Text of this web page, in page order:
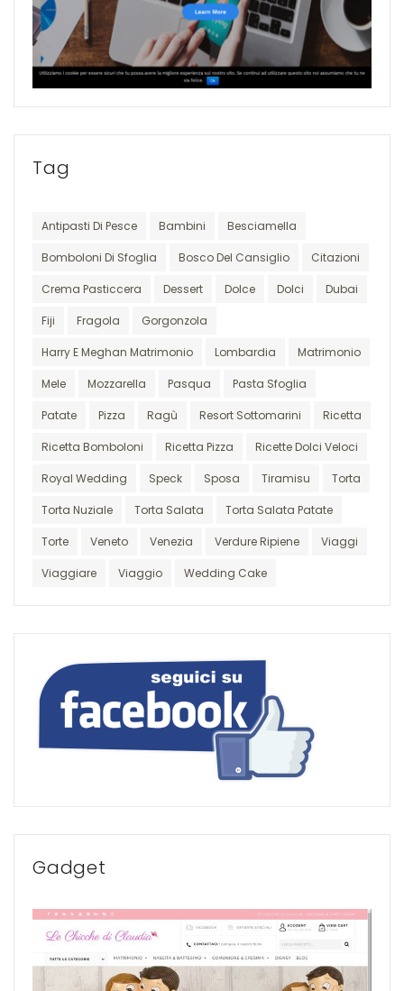
Tag
Antipasti Di Pesce Bambini Besciamella
Bomboloni Di Sfoglia Bosco Del Cansiglio Citazioni
Crema Pasticcera Dessert Dolce Dolci Dubai
Fiji Fragola Gorgonzola
Harry E Meghan Matrimonio Lombardia Matrimonio
Mele Mozzarella Pasqua Pasta Sfoglia
Patate Pizza Ragù Resort Sottomarini Ricetta
Ricetta Bomboloni Ricetta Pizza Ricette Dolci Veloci
Royal Wedding Speck Sposa Tiramisu Torta
Torta Nuziale Torta Salata Torta Salata Patate
Torte Veneto Venezia Verdure Ripiene Viaggi
Viaggiare Viaggio Wedding Cake
Gadget